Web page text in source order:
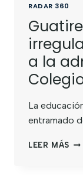
RADAR 360
a la
La
entramado
LEER MÁS